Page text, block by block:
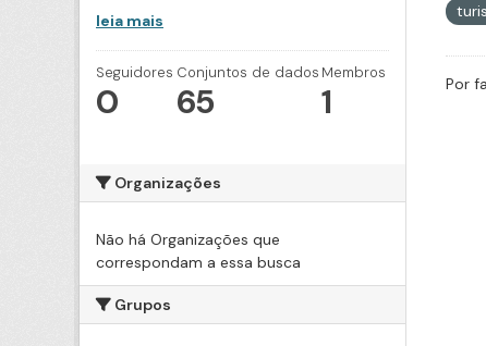
leia mais
Seguidores
0
Conjuntos de dados
65
Membros
1
Organizações
Não há Organizações que
correspondam a essa busca
Grupos
Por